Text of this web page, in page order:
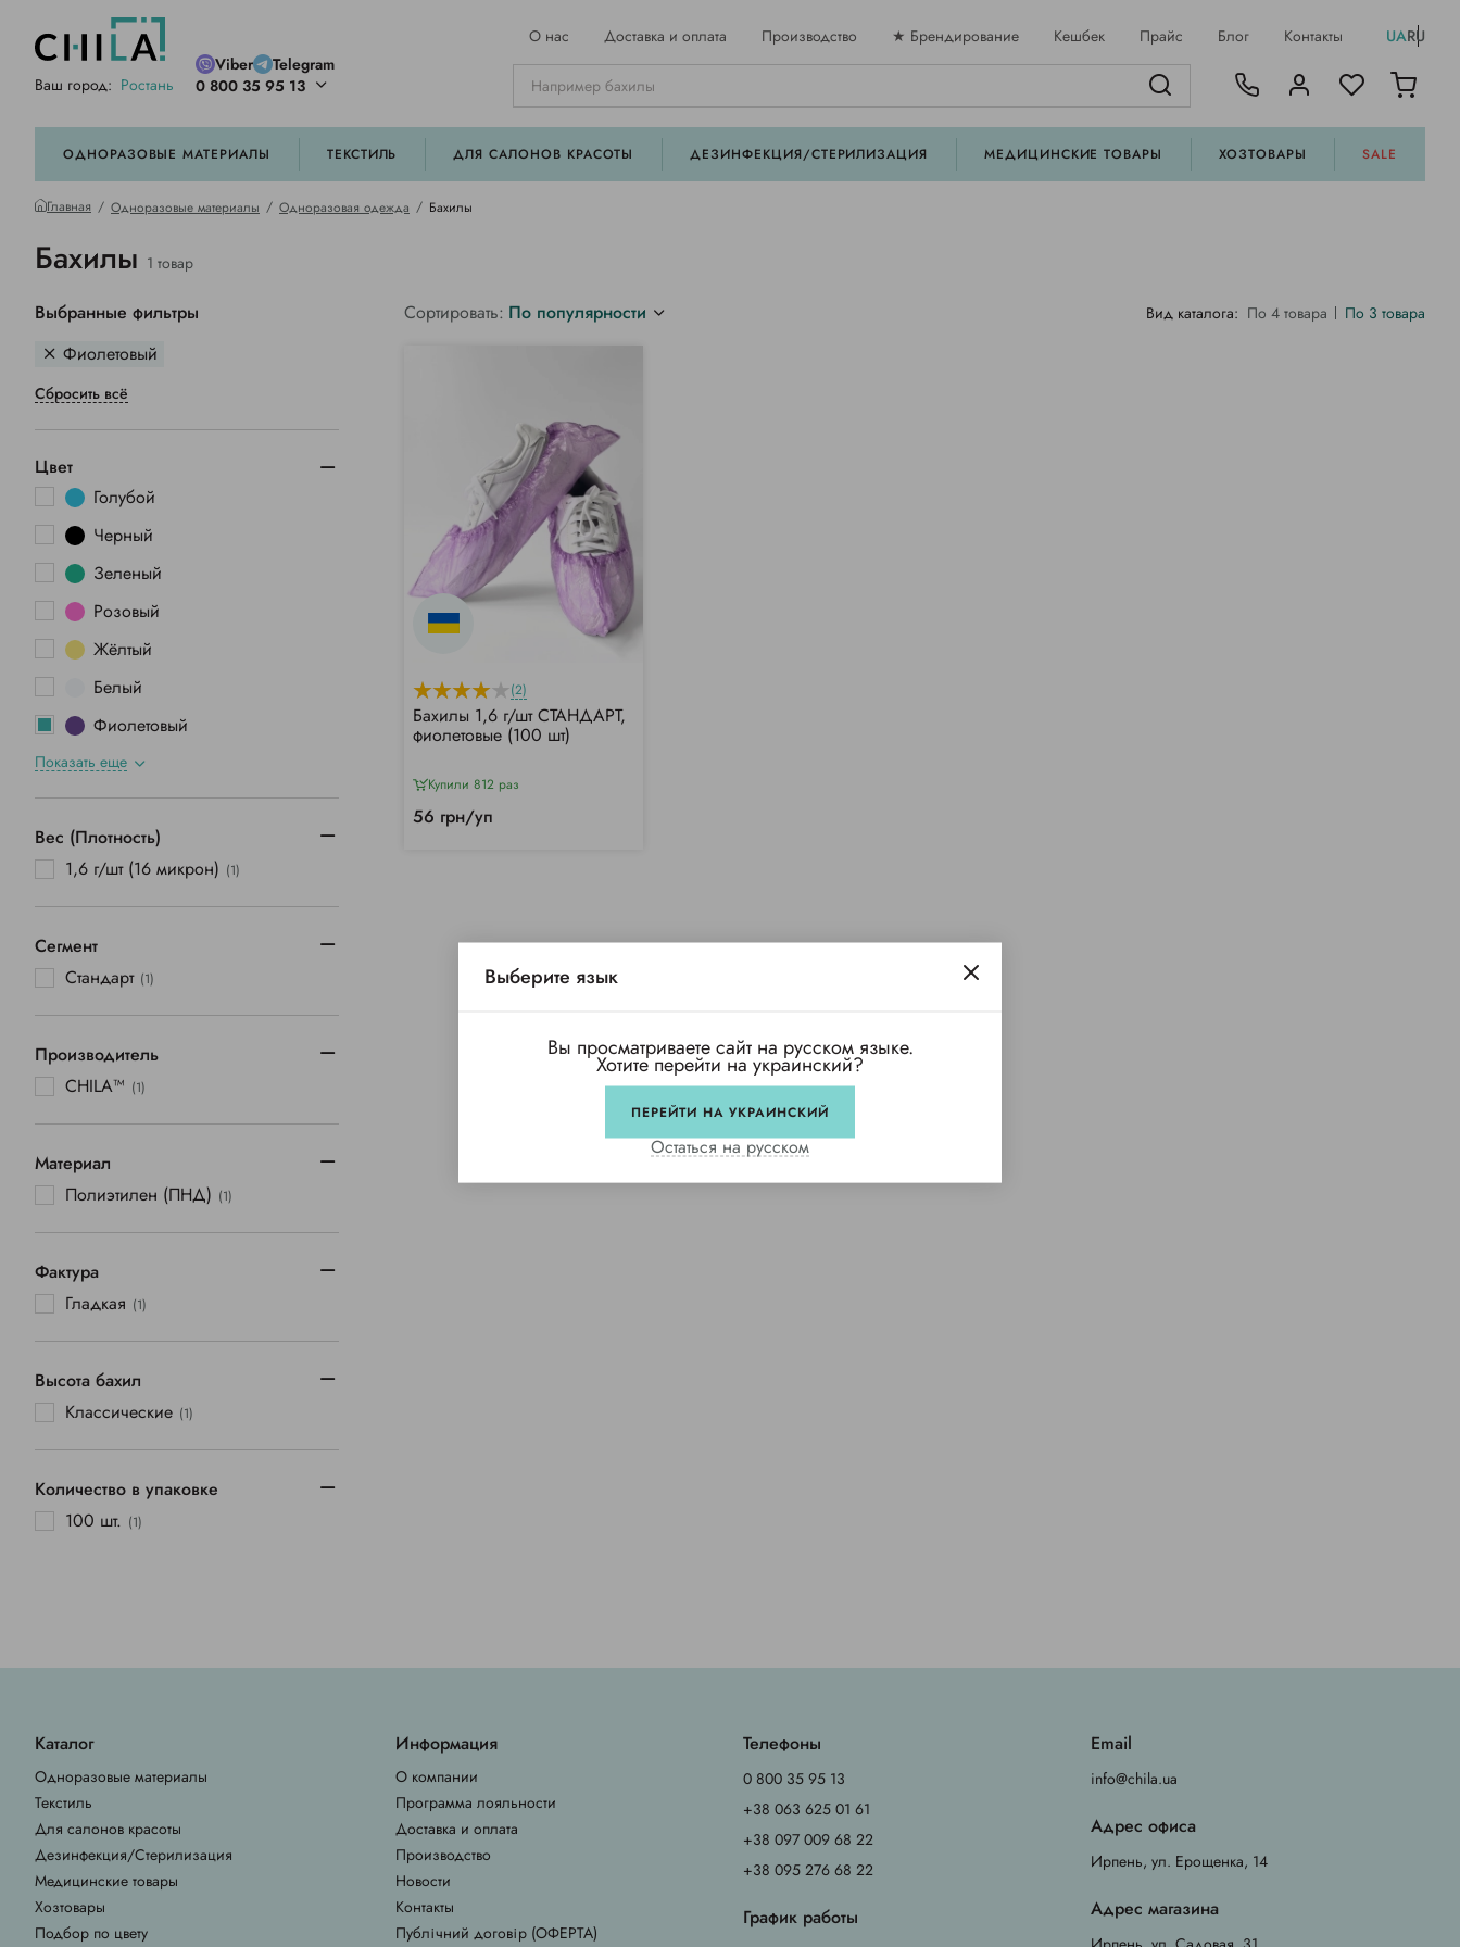
Ваш город: Ростань
Viber
Telegram
0 800 35 95 13
О нас Доставка и оплата Производство ★ Брендирование Кешбек Прайс Блог Контакты UARU
ОДНОРАЗОВЫЕ МАТЕРИАЛЫ ТЕКСТИЛЬ ДЛЯ САЛОНОВ КРАСОТЫ ДЕЗИНФЕКЦИЯ/СТЕРИЛИЗАЦИЯ МЕДИЦИНСКИЕ ТОВАРЫ ХОЗТОВАРЫ SALE
Главная Одноразовые материалы Одноразовая одежда Бахилы
Бахилы 1 товар
Выбранные фильтры
Фиолетовый
Сбросить всё
Цвет
Голубой
Черный
Зеленый
Розовый
Жёлтый
Белый
Фиолетовый
Показать еще
Вес (Плотность)
1,6 г/шт (16 микрон) (1)
Сегмент
Стандарт (1)
Производитель
CHILA™ (1)
Материал
Полиэтилен (ПНД) (1)
Фактура
Гладкая (1)
Высота бахил
Классические (1)
Количество в упаковке
100 шт. (1)
Сортировать: По популярности Вид каталога: По 4 товара По 3 товара
(2)
Бахилы 1,6 г/шт СТАНДАРТ,
фиолетовые (100 шт)
Купили 812 раз
56 грн/уп
Выберите язык
Вы просматриваете сайт на русском языке.
Хотите перейти на украинский?
ПЕРЕЙТИ НА УКРАИНСКИЙ
Остаться на русском
Каталог
Одноразовые материалы
Текстиль
Для салонов красоты
Дезинфекция/Стерилизация
Медицинские товары
Хозтовары
Подбор по цвету
Информация
О компании
Программа лояльности
Доставка и оплата
Производство
Новости
Контакты
Публічний договір (ОФЕРТА)
Телефоны
0 800 35 95 13
+38 063 625 01 61
+38 097 009 68 22
+38 095 276 68 22
График работы
Email
info@chila.ua
Адрес офиса
Ирпень, ул. Ерощенка, 14
Адрес магазина